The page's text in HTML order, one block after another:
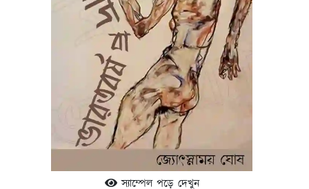
স্যাম্পেল পড়ে দেখুন